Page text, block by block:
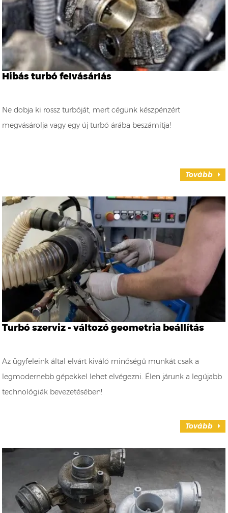
Hibás turbó felvásárlás
Ne dobja ki rossz turbóját, mert cégünk készpénzért
megvásárolja vagy egy új turbó árába beszámítja!
Tovább
Turbó szerviz - változó geometria beállítás
Az ügyfeleink által elvárt kiváló minőségű munkát csak a
legmodernebb gépekkel lehet elvégezni. Élen járunk a legújabb
technológiák bevezetésében!
Tovább